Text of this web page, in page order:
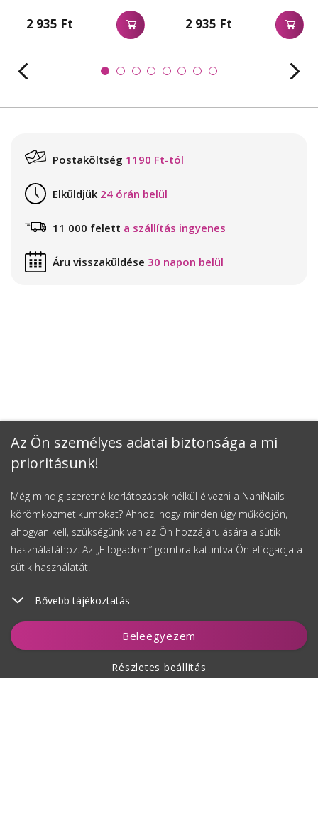
Az Ön személyes adatai biztonsága a mi
prioritásunk!
Még mindig szeretné korlátozások nélkül élvezni a NaniNails
körömkozmetikumokat? Ahhoz, hogy minden úgy működjön,
ahogyan kell, szükségünk van az Ön hozzájárulására a sütik
használatához. Az „Elfogadom” gombra kattintva Ön elfogadja a
sütik használatát.
Bővebb tájékoztatás
Beleegyezem
Részletes beállítás
Figyelés
2 935 Ft 2 935 Ft
Postaköltség 1190 Ft-tól
Elküldjük 24 órán belül
11 000 felett a szállítás ingyenes
Áru visszaküldése 30 napon belül